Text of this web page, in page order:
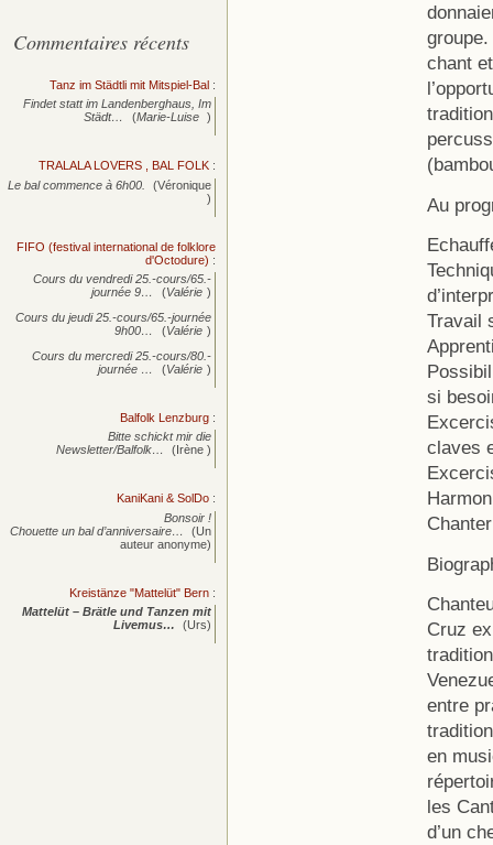
chant
Au
Travail
si
claves
Cruz
entre
en
les
d’un
Commentaires récents
Tanz im Städtli mit Mitspiel-Bal :
Findet statt im Landenberghaus, Im
Städt…
(Marie-Luise )
TRALALA LOVERS , BAL FOLK :
Le bal commence à 6h00.
(Véronique
)
FIFO (festival international de folklore
d'Octodure) :
Cours du vendredi 25.-cours/65.-
journée 9… (Valérie )
Cours du jeudi 25.-cours/65.-journée
9h00…
(Valérie )
Cours du mercredi 25.-cours/80.-
journée … (Valérie )
Balfolk Lenzburg :
Bitte schickt mir die
Newsletter/Balfolk…
(Irène )
KaniKani & SolDo :
Bonsoir !
Chouette un bal d’anniversaire…
(Un
auteur anonyme)
Kreistänze "Mattelüt" Bern :
Mattelüt – Brätle und Tanzen mit
Livemus…
(Urs)